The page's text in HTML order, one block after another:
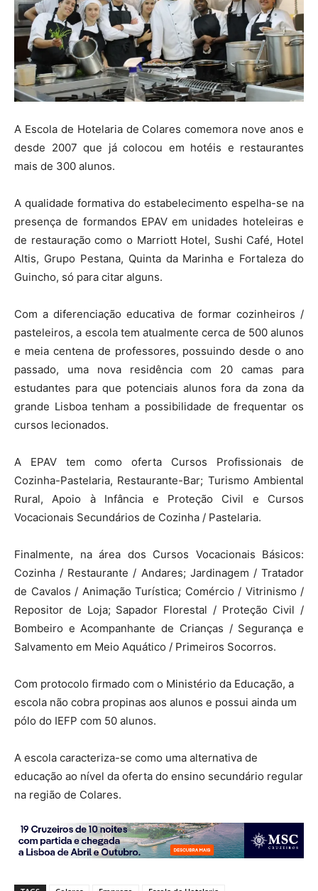
A Escola de Hotelaria de Colares comemora nove anos e
desde 2007 que já colocou em hotéis e restaurantes
mais de 300 alunos.
A qualidade formativa do estabelecimento espelha-se na
presença de formandos EPAV em unidades hoteleiras e
de restauração como o Marriott Hotel, Sushi Café, Hotel
Altis, Grupo Pestana, Quinta da Marinha e Fortaleza do
Guincho, só para citar alguns.
Com a diferenciação educativa de formar cozinheiros /
pasteleiros, a escola tem atualmente cerca de 500 alunos
e meia centena de professores, possuindo desde o ano
passado, uma nova residência com 20 camas para
estudantes para que potenciais alunos fora da zona da
grande Lisboa tenham a possibilidade de frequentar os
cursos lecionados.
A EPAV tem como oferta Cursos Profissionais de
Cozinha-Pastelaria, Restaurante-Bar; Turismo Ambiental
Rural, Apoio à Infância e Proteção Civil e Cursos
Vocacionais Secundários de Cozinha / Pastelaria.
Finalmente, na área dos Cursos Vocacionais Básicos:
Cozinha / Restaurante / Andares; Jardinagem / Tratador
de Cavalos / Animação Turística; Comércio / Vitrinismo /
Repositor de Loja; Sapador Florestal / Proteção Civil /
Bombeiro e Acompanhante de Crianças / Segurança e
Salvamento em Meio Aquático / Primeiros Socorros.
Com protocolo firmado com o Ministério da Educação, a
escola não cobra propinas aos alunos e possui ainda um
pólo do IEFP com 50 alunos.
A escola caracteriza-se como uma alternativa de
educação ao nível da oferta do ensino secundário regular
na região de Colares.